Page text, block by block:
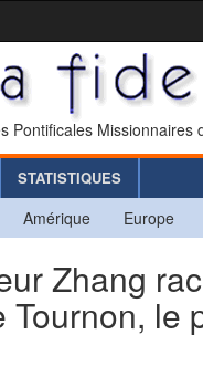
Missionnaires
STATISTIQUES
Amérique Europe
Zhang
le